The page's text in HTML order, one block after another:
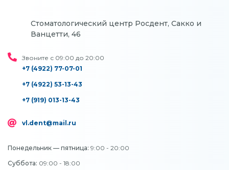
Стоматологический центр Росдент, Сакко и
Ванцетти, 46
Звоните с 09:00 до 20:00
+7 (4922) 77-07-01
+7 (4922) 53-13-43
+7 (919) 013-13-43
vl.dent@mail.ru
Понедельник — пятница: 9:00 - 20:00
Суббота: 09:00 - 18:00